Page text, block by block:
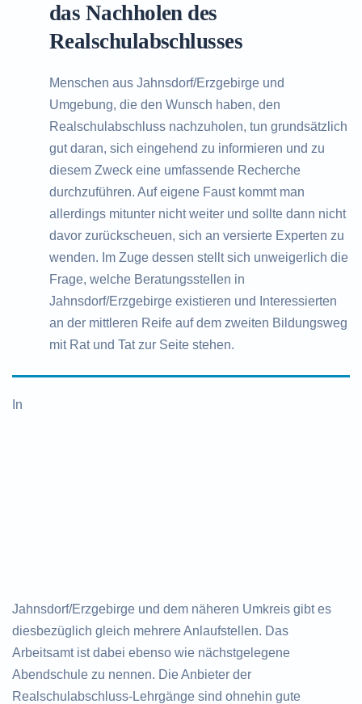
das Nachholen des
Realschulabschlusses
Menschen aus Jahnsdorf/Erzgebirge und
Umgebung, die den Wunsch haben, den
Realschulabschluss nachzuholen, tun grundsätzlich
gut daran, sich eingehend zu informieren und zu
diesem Zweck eine umfassende Recherche
durchzuführen. Auf eigene Faust kommt man
allerdings mitunter nicht weiter und sollte dann nicht
davor zurückscheuen, sich an versierte Experten zu
wenden. Im Zuge dessen stellt sich unweigerlich die
Frage, welche Beratungsstellen in
Jahnsdorf/Erzgebirge existieren und Interessierten
an der mittleren Reife auf dem zweiten Bildungsweg
mit Rat und Tat zur Seite stehen.
In
Jahnsdorf/Erzgebirge und dem näheren Umkreis gibt es
diesbezüglich gleich mehrere Anlaufstellen. Das
Arbeitsamt ist dabei ebenso wie nächstgelegene
Abendschule zu nennen. Die Anbieter der
Realschulabschluss-Lehrgänge sind ohnehin gute